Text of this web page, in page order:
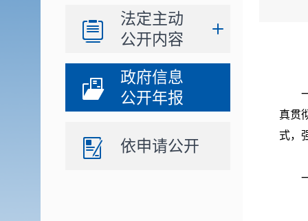
法定主动
公开内容
政府信息
公开年报
依申请公开
一
真贯
式，
一